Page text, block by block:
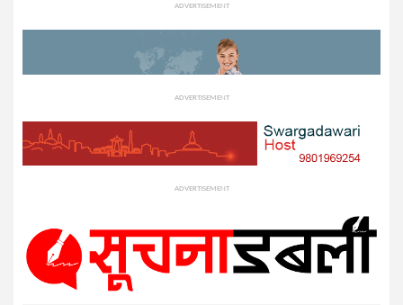
ADVERTISEMENT
ADVERTISEMENT
ADVERTISEMENT